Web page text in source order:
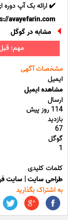
✔️ ارائه بک آپ دوره
avayefarin.com/
مشابه در گوگل
مهم:
مشخصات آگهی
ایمیل
مشاهده ایمیل
ارسال
114 روز پیش
بازدید
67
گوگل
1
کلمات کلیدی
طراحی سایت| سایت
به اشتراک بگذارید